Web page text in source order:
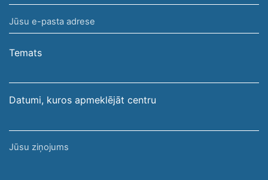
vārds,
uzvārds
Jūsu
e-
pasta
Temats
Datumi, kuros apmeklējāt centru
Jūsu